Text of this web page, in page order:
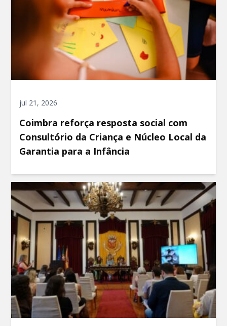
jul 21, 2026
Coimbra reforça resposta social com
Consultório da Criança e Núcleo Local da
Garantia para a Infância